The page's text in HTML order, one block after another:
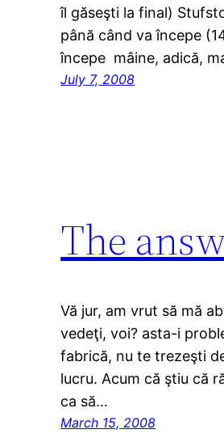
îl găseşti la final)
până când va începe
începe mâine, adică,
July 7, 2008
The
Vă jur, am vrut să mă
vedeţi, voi? asta-i
fabrică, nu te trezeşti
lucru. Acum că ştiu că
ca să…
March 15, 2008